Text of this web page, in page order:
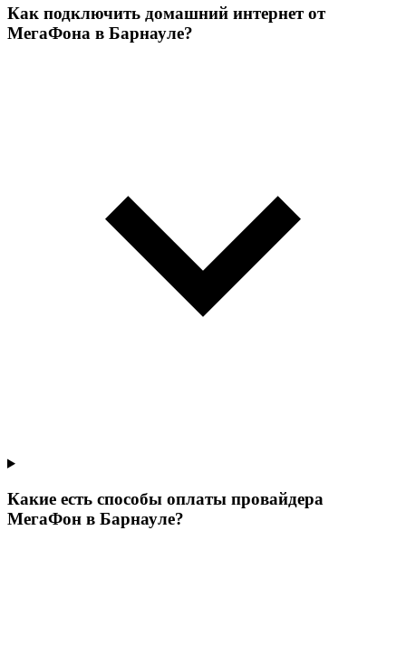
Как подключить домашний интернет от
МегаФона в Барнауле?
Какие есть способы оплаты провайдера
МегаФон в Барнауле?